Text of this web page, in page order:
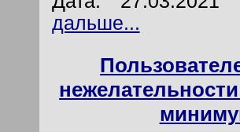
дальше...